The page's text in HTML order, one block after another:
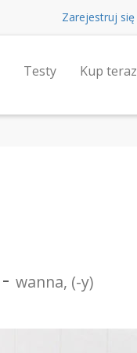
Zarejestruj się
Testy Kup teraz
- wanna, (-y)